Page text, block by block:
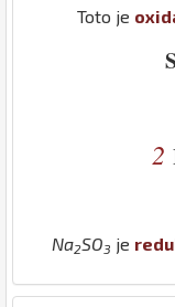
Toto je
2
Na2SO3 je